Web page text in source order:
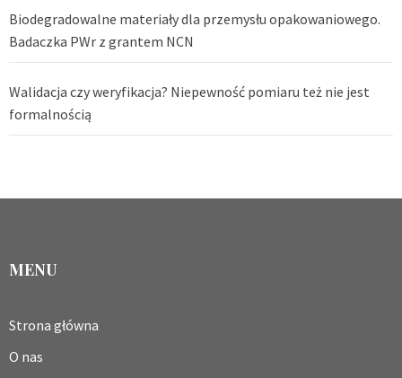
Biodegradowalne materiały dla przemysłu opakowaniowego.
Badaczka PWr z grantem NCN
Walidacja czy weryfikacja? Niepewność pomiaru też nie jest
formalnością
MENU
Strona główna
O nas